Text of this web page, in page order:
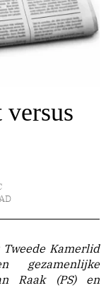
gezamenlijke
Raak (PS) en